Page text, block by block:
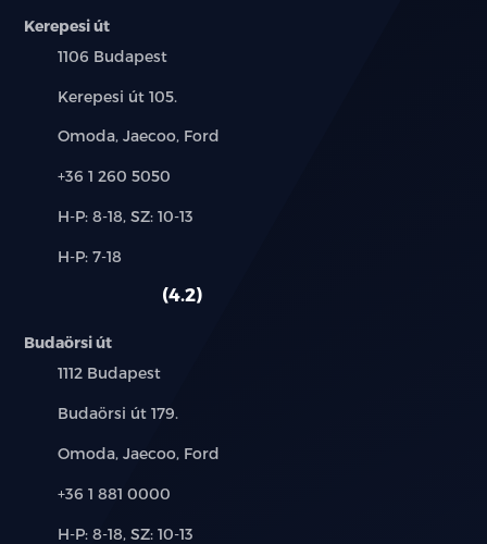
Tároló az ülések alatt
Manuálisan állítható kormányoszlop
Automata légkondicionáló automatikus szélvédő
páramentesítővel
Esőszenzor
Elektromosan állítható, fűtött külső tükör
12.9" központi kijelző, Bluetooth hangfelismeréssel,
DAB (digitális rádióműsor-szolgáltatás)
Multifunkciós kormánykerék
Kerepesi út
Település:
1106 Budapest
Cím:
Kerepesi út 105.
Márkák:
Omoda, Jaecoo, Ford
Telefon:
+36 1 260 5050
Új-
használt
H-P: 8-18, SZ: 10-13
Alkatrész,
H-P: 7-18
4.2
Budaörsi út
Település:
1112 Budapest
Cím:
Budaörsi út 179.
Márkák:
Omoda, Jaecoo, Ford
Telefon:
+36 1 881 0000
Új-
H-P: 8-18, SZ: 10-13